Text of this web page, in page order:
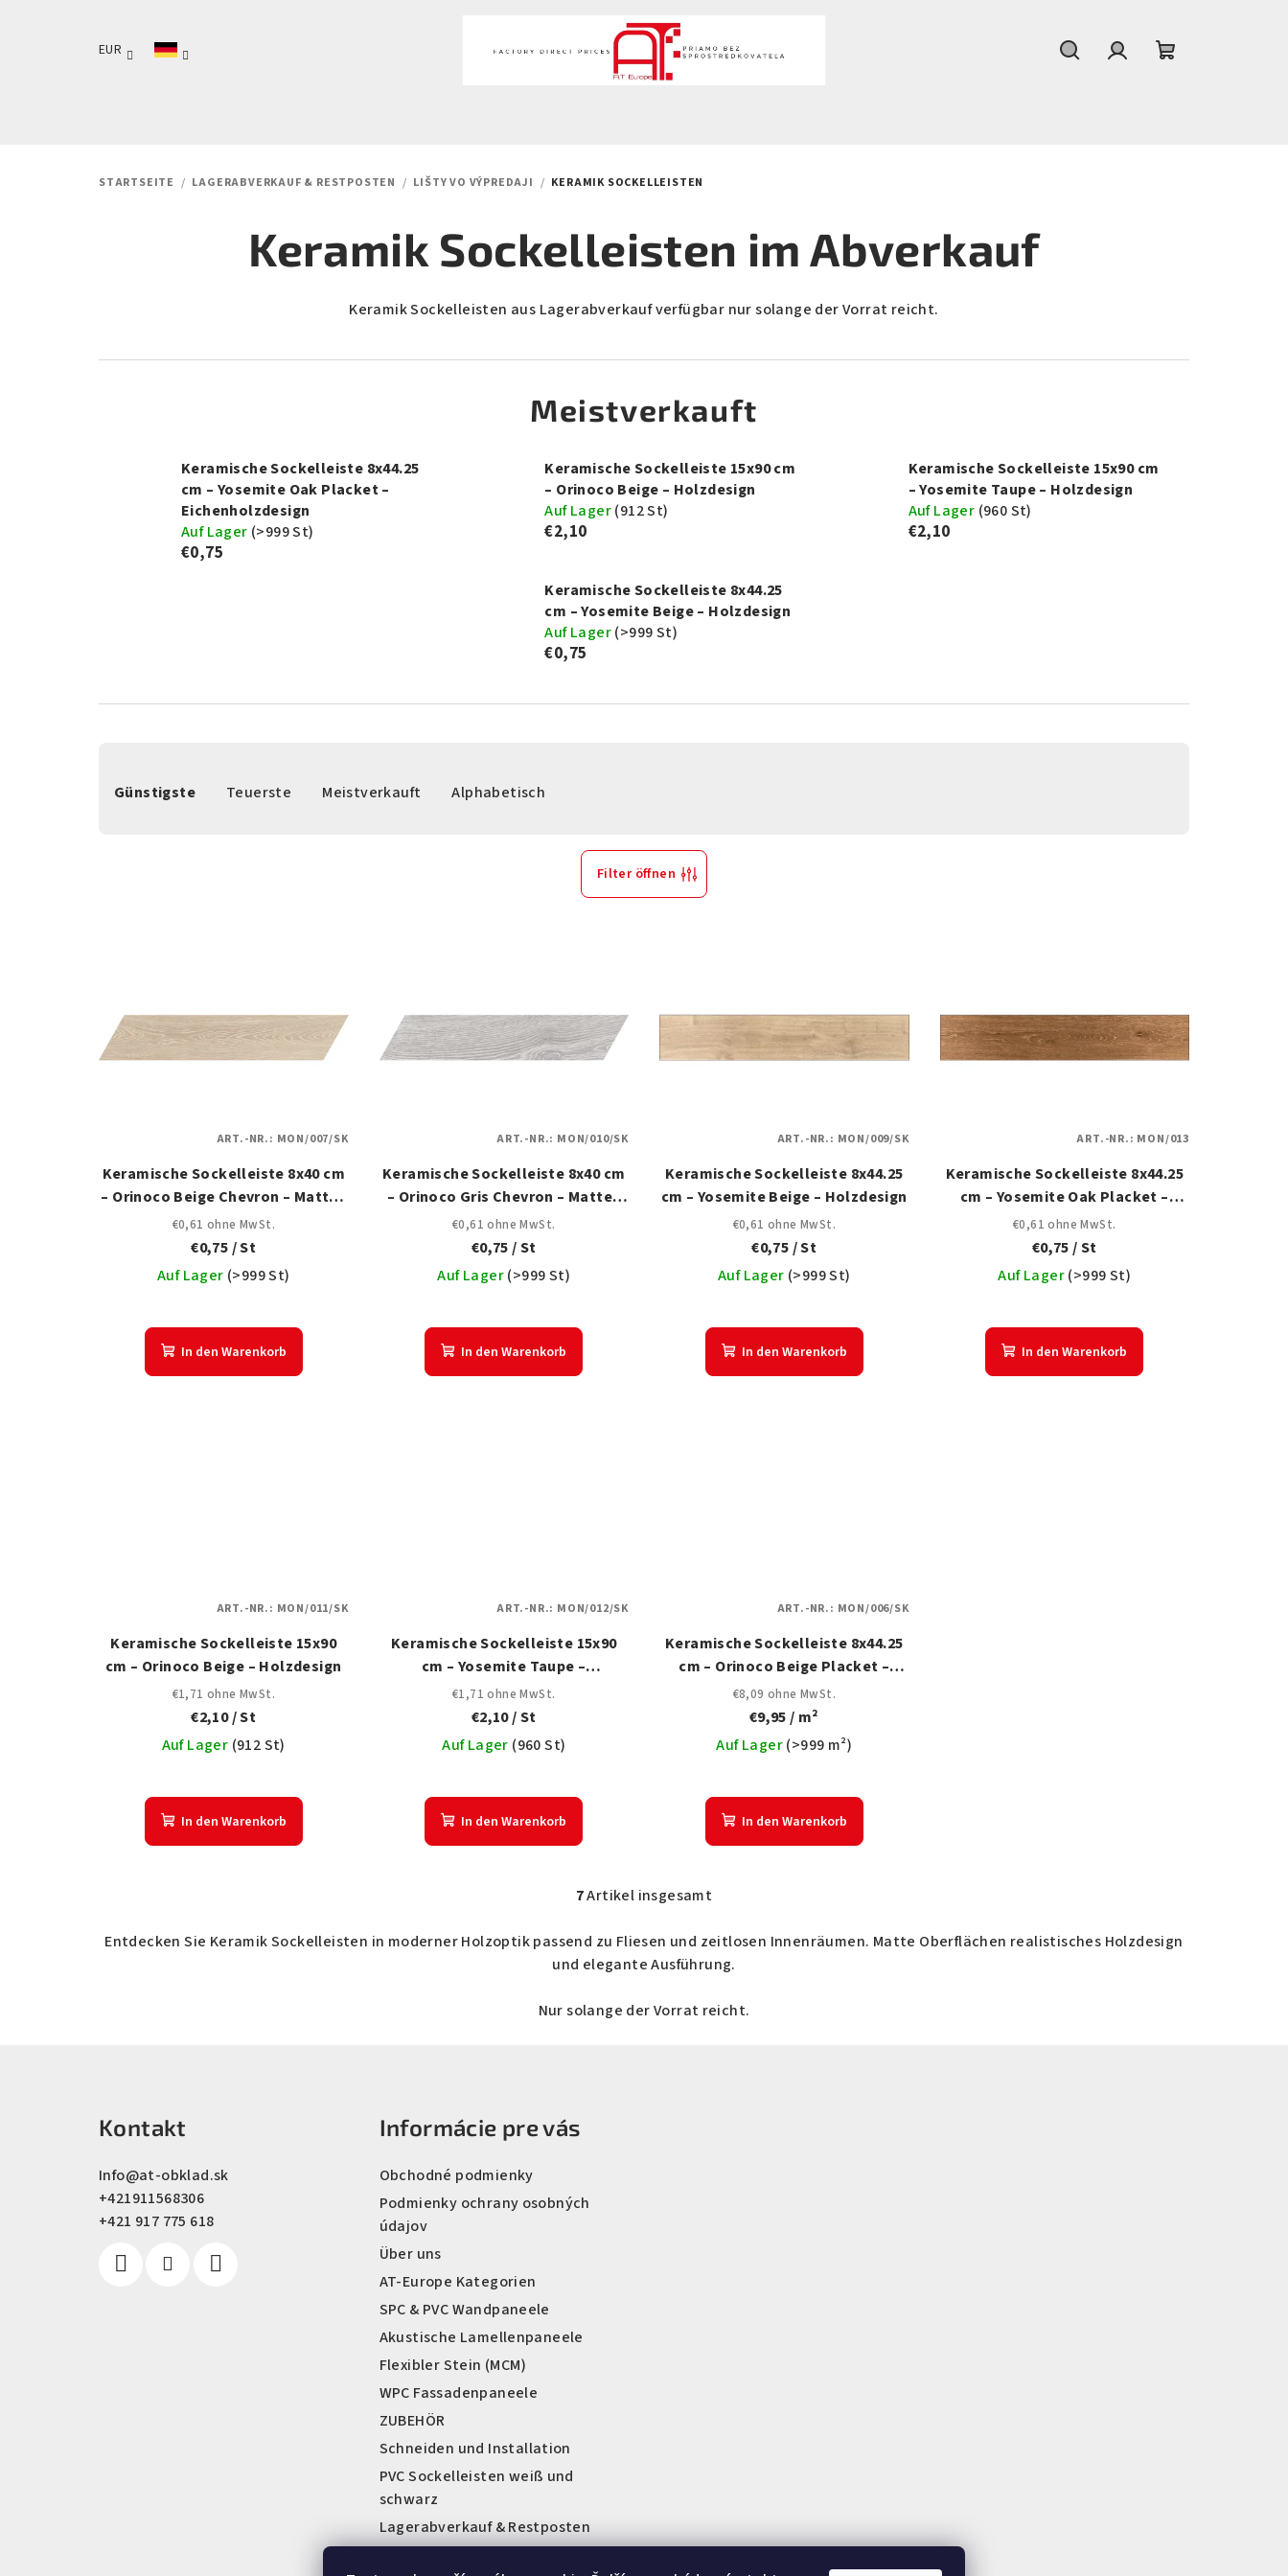
EUR
STARTSEITE / LAGERABVERKAUF & RESTPOSTEN / LIŠTY VO VÝPREDAJI / KERAMIK SOCKELLEISTEN
Keramik Sockelleisten im Abverkauf
Keramik Sockelleisten aus Lagerabverkauf verfügbar nur solange der Vorrat reicht.
Meistverkauft
Keramische Sockelleiste 8x44.25
cm – Yosemite Oak Placket –
Eichenholzdesign
Auf Lager (>999 St)
€0,75
Keramische Sockelleiste 15x90 cm
– Orinoco Beige – Holzdesign
Auf Lager(912 St)
€2,10
Keramische Sockelleiste 15x90 cm
– Yosemite Taupe – Holzdesign
Auf Lager (960 St)
€2,10
Keramische Sockelleiste 8x44.25
cm – Yosemite Beige – Holzdesign
Auf Lager(>999 St)
€0,75
s
o
i
e
Günstigste Teuerste Meistverkauft Alphabetisch
Filter öffnen
t
e
r
Keramische Sockelleiste 8x40 cm
– Orinoco Beige Chevron – Mattes
Holzdesign
€0,61 ohne MwSt.
€0,75/ St
Auf Lager (>999 St)
In den Warenkorb
ART.-NR.: MON/007/SK
Keramische Sockelleiste 8x40 cm
– Orinoco Gris Chevron – Mattes
Holzdesign
€0,61 ohne MwSt.
€0,75/ St
Auf Lager(>999 St)
In den Warenkorb
ART.-NR.: MON/010/SK
Keramische Sockelleiste 8x44.25
cm – Yosemite Beige – Holzdesign
€0,61 ohne MwSt.
€0,75/ St
Auf Lager (>999 St)
In den Warenkorb
ART.-NR.: MON/009/SK
Keramische Sockelleiste 8x44.25
cm – Yosemite Oak Placket –
Eichenholzdesign
€0,61 ohne MwSt.
€0,75/ St
Auf Lager(>999 St)
In den Warenkorb
ART.-NR.: MON/013
Keramische Sockelleiste 15x90
cm – Orinoco Beige – Holzdesign
€1,71 ohne MwSt.
€2,10/ St
Auf Lager (912 St)
In den Warenkorb
ART.-NR.: MON/011/SK
Keramische Sockelleiste 15x90
cm – Yosemite Taupe –
Holzdesign
€1,71 ohne MwSt.
€2,10/ St
Auf Lager (960 St)
In den Warenkorb
ART.-NR.: MON/012/SK
Keramische Sockelleiste 8x44.25
cm – Orinoco Beige Placket –
Placket Holzdesign
€8,09 ohne MwSt.
€9,95/ m²
Auf Lager(>999 m²)
In den Warenkorb
ART.-NR.: MON/006/SK
S
t
e
e
7Artikel insgesamt
Entdecken Sie Keramik Sockelleisten in moderner Holzoptik passend zu Fliesen und zeitlosen Innenräumen. Matte Oberflächen realistisches Holzdesign
und elegante Ausführung.
Nur solange der Vorrat reicht.
Kontakt
Info@at-obklad.sk
+421911568306
+421 917 775 618
Informácie pre vás
Obchodné podmienky
Podmienky ochrany osobných
údajov
Über uns
AT-Europe Kategorien
SPC & PVC Wandpaneele
Akustische Lamellenpaneele
Flexibler Stein (MCM)
WPC Fassadenpaneele
ZUBEHÖR
Schneiden und Installation
PVC Sockelleisten weiß und
schwarz
Lagerabverkauf & Restposten